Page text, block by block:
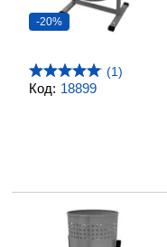
Код: 18899
-20%
(1)